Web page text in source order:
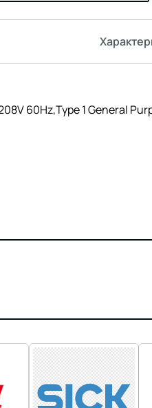
60Hz,Type 1 General